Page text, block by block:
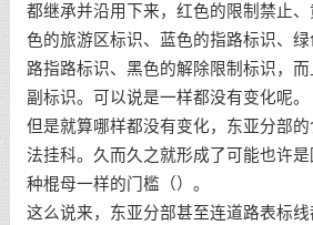
都继承并沿用下来，红色的限制禁止
色的旅游区标识、蓝色的指路标识、
路指路标识、黑色的解除限制标识，
副标识。可以说是一样都没有变化呢。
但是就算哪样都没有变化，东亚分部
法挂科。久而久之就形成了可能也许
种棍母一样的门槛（）。
这么说来，东亚分部甚至连道路表标